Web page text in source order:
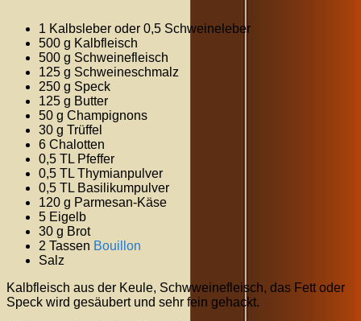
1 Kalbsleber oder 0,5 Schweineleber
500 g Kalbfleisch
500 g Schweinefleisch
125 g Schweineschmalz
250 g Speck
125 g Butter
50 g Champignons
30 g Trüffel
6 Chalotten
0,5 TL Pfeffer
0,5 TL Thymianpulver
0,5 TL Basilikumpulver
120 g Parmesan-Käse
5 Eigelb
30 g Brot
2 Tassen Bouillon
Salz
Kalbfleisch aus der Keule, Schwweinefleisch, das Fett oder
Speck wird gesäubert und sehr fein gehackt.